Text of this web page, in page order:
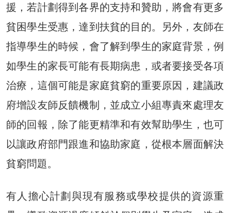
援，若計劃得到各界的支持和贊助，將會有更多
貧困學生受惠，達到扶貧的目的。另外，友師在
指導學生的時候，會了解到學生的家庭背景，例
如學生的家長可能有長期病患，或者要接受各項
治療，這個可能是家庭貧窮的重要原因，建議政
府增設友師反饋機制，並成立小組專責來處理友
師的回報，除了能更精準和有效幫助學生，也可
以讓政府部門跟進和協助家庭，從根本層面解決
貧窮問題。
有人擔心計劃與現有服務或學校提供的資源重